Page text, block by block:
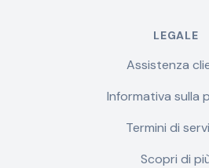
LEGALE
Assistenza
Informativa sulla
Termini di
Scopri di